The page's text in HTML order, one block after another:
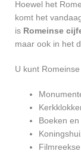
Hoewel het
komt het
is Romeinse
maar ook in het
U kunt
Boeken